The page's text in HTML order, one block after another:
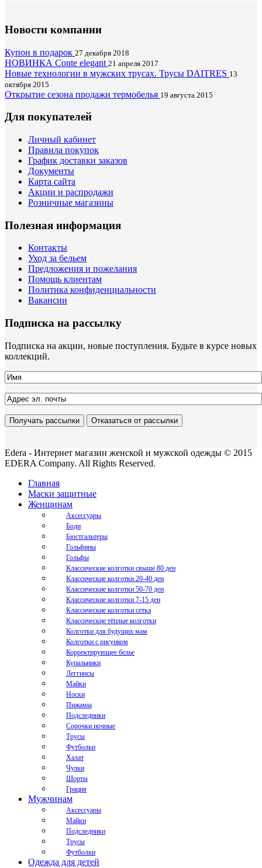
Новости компании
Купон в подарок 27 декабря 2018
НОВИНКА Conte elegant 21 апреля 2017
Новые технологии в мужских трусах. Трусы DAITRES 13
октября 2015
Открытие сезона продажи термобелья 19 августа 2015
Для покупателей
Личный кабинет
Правила покупок
График доставки заказов
Документы
Карта сайта
Акции и распродажи
Розничные магазины
Полезная информация
Контакты
Уход за бельем
Предложения и пожелания
Помощь клиентам
Политика конфиденциальности
Вакансии
Подписка на рассылку
Подписка на акции, новые поступления. Будьте в курсе новых
коллекций.
Edera - Интернет магазин женской и мужской одежды © 2015
EDERA Company. All Rights Reserved.
Главная
Маски защитные
Женщинам
Аксессуары
Боди
Бюстгальтеры
Гольфины
Гольфы
Классические колготки свыше 80 ден
Классические колготки 20-40 ден
Классические колготки 50-70 ден
Классические колготки 7-15 ден
Классические колготки сетка
Классические тёплые колготки
Колготки для будущих мам
Колготки с рисунком
Корректирующее белье
Купальники
Леггинсы
Майки
Носки
Пижамы
Подследники
Сорочки ночные
Трусы
Футболки
Халат
Чулки
Шорты
Грация
Мужчинам
Аксессуары
Майки
Подследники
Трусы
Футболки
Одежда для детей